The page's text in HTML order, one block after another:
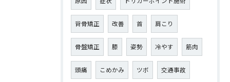
背骨矯正 改善 首 肩こり
骨盤矯正 膝 姿勢 冷やす 筋肉
頭痛 こめかみ ツボ 交通事故